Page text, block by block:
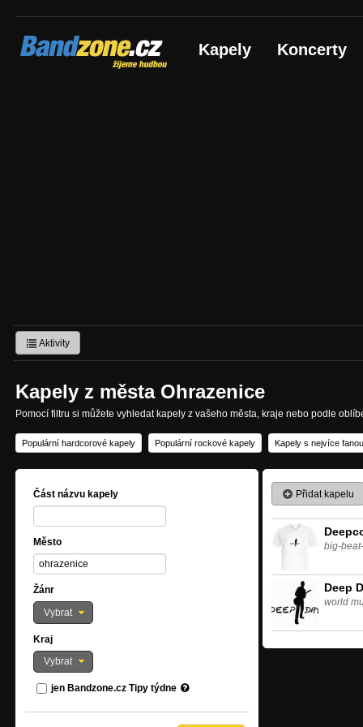
Bandzone.cz
žijeme hudbou Kapely Koncerty
Aktivity
Kapely z města Ohrazenice
Pomocí filtru si můžete vyhledat kapely z vašeho města, kraje nebo podle
Populární hardcorové kapely Populární rockové kapely Kapely s nejvíce
Část názvu kapely
Město
Žánr
Vybrat
Kraj
Vybrat
jen Bandzone.cz Tipy týdne
Přidat kapelu
big-
Deep
world